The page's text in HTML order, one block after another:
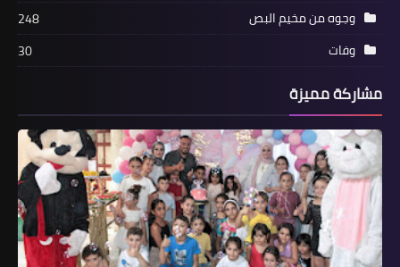
أخبار ‏البص
مكتب مكافحة المخـ..ــدّرات في زحلة
يضبط مستودعًا لتصنيع مواد مخدّ.ر.ة في
داخله كميّة كبيرة من الأسلحة الحربيّة
وجوه من مخيم البص
248
وفات
30
مشاركة مميزة